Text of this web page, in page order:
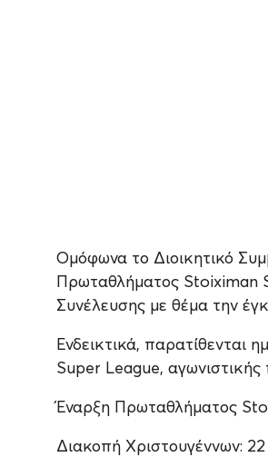
Ομόφωνα το Διοικητικό
Πρωταθλήματος Stoiximan
Συνέλευσης με θέμα την
Ενδεικτικά, παρατίθενται
Super League,
Έναρξη Πρωταθλήματος
Διακοπή Χριστουγέννων: